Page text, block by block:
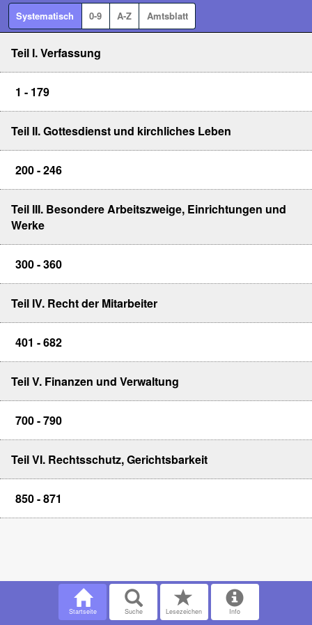
Systematisch 0-9 A-Z Amtsblatt
Teil I. Verfassung
1 - 179
Teil II. Gottesdienst und kirchliches Leben
200 - 246
Teil III. Besondere Arbeitszweige, Einrichtungen und
Werke
300 - 360
Teil IV. Recht der Mitarbeiter
401 - 682
Teil V. Finanzen und Verwaltung
700 - 790
Teil VI. Rechtsschutz, Gerichtsbarkeit
850 - 871
Startseite Suche Lesezeichen Info